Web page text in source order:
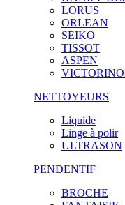
LORUS
ORLEAN
SEIKO
TISSOT
ASPEN
NETTOYEURS
Liquide
Linge à polir
ULTRASON
PENDENTIF
BROCHE